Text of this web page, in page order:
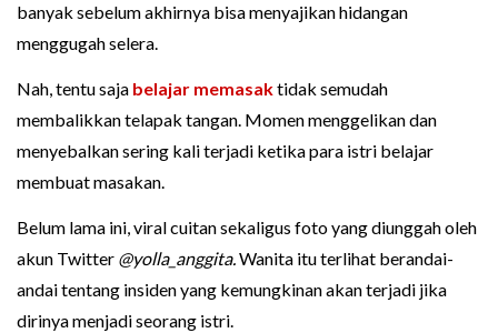
banyak sebelum akhirnya bisa menyajikan hidangan
menggugah selera.
Nah, tentu saja belajar memasaktidak semudah
membalikkan telapak tangan. Momen menggelikan dan
menyebalkan sering kali terjadi ketika para istri belajar
membuat masakan.
Belum lama ini, viral cuitan sekaligus foto yang diunggah oleh
akun Twitter @yolla_anggita.Wanita itu terlihat berandai-
andai tentang insiden yang kemungkinan akan terjadi jika
dirinya menjadi seorang istri.